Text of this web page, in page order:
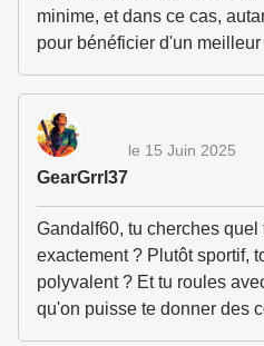
minime, et dans ce cas,
pour bénéficier d'un
GearGrrl37
le 15 Juin 2025
Gandalf60, tu cherches quel
exactement ? Plutôt sportif,
polyvalent ? Et tu roules
qu'on puisse te donner des